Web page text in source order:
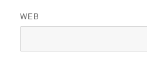
WEB